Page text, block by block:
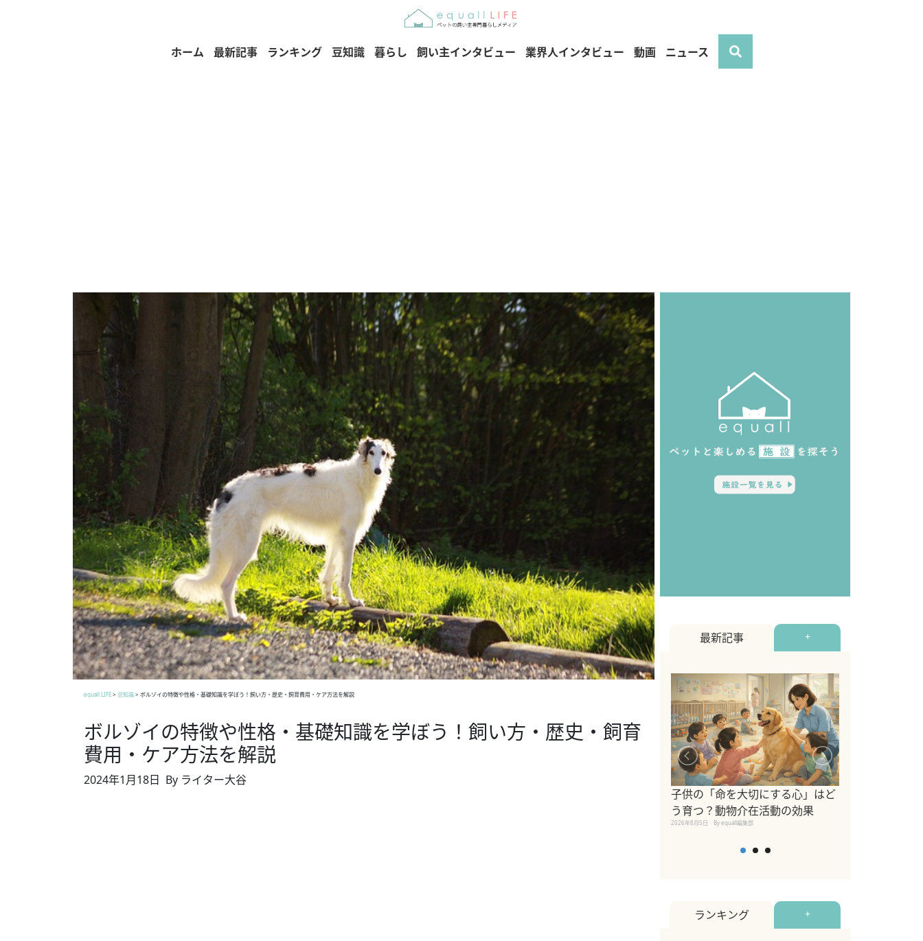
ホーム 最新記事 ランキング 豆知識 暮らし 飼い主インタビュー 業界人インタビュー 動画 ニュース
equall LIFE> 豆知識> ボルゾイの特徴や性格・基礎知識を学ぼう！飼い方・歴史・飼育費用・ケア方法を解説
ボルゾイの特徴や性格・基礎知識を学ぼう！飼い方・歴史・飼育
費用・ケア方法を解説
2024年1月18日 By ライター大谷
最新記事 +
子供の「命を大切にする心」はど
う育つ？動物介在活動の効果
2026年8月5日 By equall編集部
ランキング +